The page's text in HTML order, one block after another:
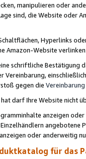
manipulieren oder
sind, die Website oder
Hyperlinks
Amazon-Website
schriftliche
Vereinbarung,
gegen die Vereinbarung
darf Ihre Website nicht
anzeigen
oder anderweitig
für das